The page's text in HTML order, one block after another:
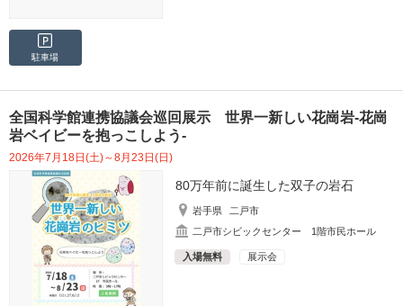
駐車場
全国科学館連携協議会巡回展示 世界一新しい花崗岩-花崗
岩ベイビーを抱っこしよう-
2026年7月18日(土)～8月23日(日)
80万年前に誕生した双子の岩石
岩手県
二戸市
二戸市シビックセンター 1階市民ホール
入場無料 展示会